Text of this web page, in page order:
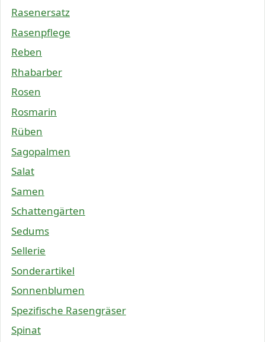
Rasenersatz
Rasenpflege
Reben
Rhabarber
Rosen
Rosmarin
Rüben
Sagopalmen
Salat
Samen
Schattengärten
Sedums
Sellerie
Sonderartikel
Sonnenblumen
Spezifische Rasengräser
Spinat